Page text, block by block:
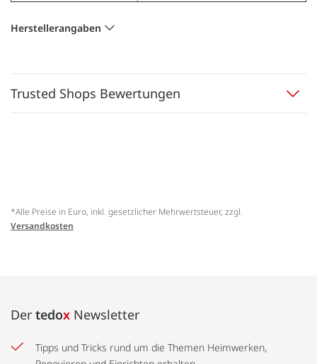
Herstellerangaben
Trusted Shops Bewertungen
*Alle Preise in Euro, inkl. gesetzlicher Mehrwertsteuer, zzgl.
Versandkosten
Der tedox Newsletter
Tipps und Tricks rund um die Themen Heimwerken,